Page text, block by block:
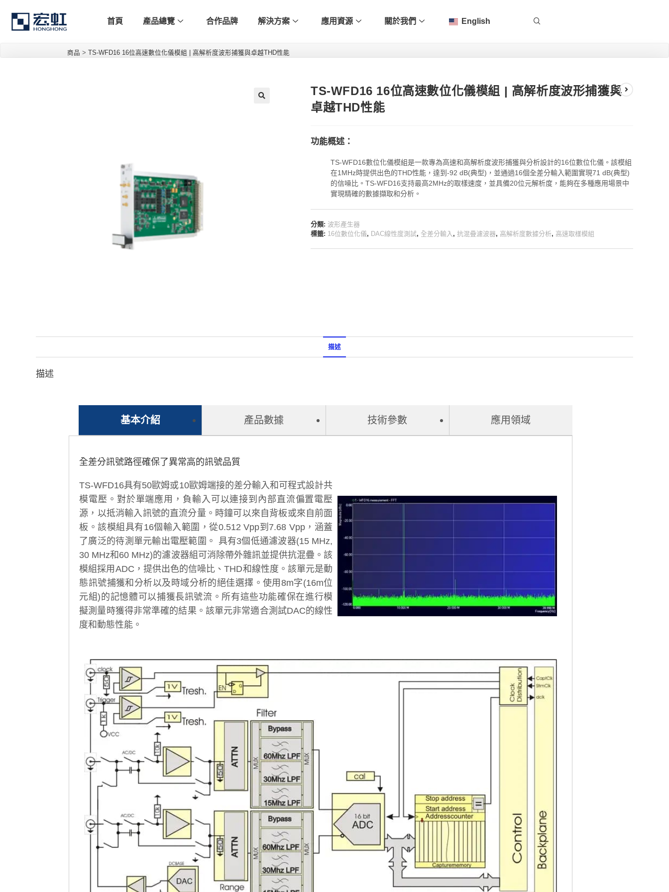
首頁 產品總覽 合作品牌 解決方案 應用資源 關於我們 English
商品 > TS-WFD16 16位高速數位化儀模組 | 高解析度波形捕獲與卓越THD性能
TS-WFD16 16位高速數位化儀模組 | 高解析度波形捕獲與
卓越THD性能
功能概述：
TS-WFD16數位化儀模組是一款專為高速和高解析度波形捕獲與分析設計的16位數位化儀。該模組
在1MHz時提供出色的THD性能，達到-92 dB(典型)，並通過16個全差分輸入範圍實現71 dB(典型)
的信噪比。TS-WFD16支持最高2MHz的取樣速度，並具備20位元解析度，能夠在多種應用場景中
實現精確的數據擷取和分析。
分類: 波形產生器
標籤: 16位數位化儀, DAC線性度測試, 全差分輸入 , 抗混疊濾波器, 高解析度數據分析, 高速取樣模組
描述
描述
基本介紹 產品數據 技術參數 應用領域
全差分訊號路徑確保了異常高的訊號品質
TS-WFD16具有50歐姆或10歐姆端接的差分輸入和可程式設計共
模電壓。對於單端應用，負輸入可以連接到內部直流偏置電壓
源，以抵消輸入訊號的直流分量。時鐘可以來自背板或來自前面
板。該模組具有16個輸入範圍，從0.512 Vpp到7.68 Vpp，涵蓋
了廣泛的待測單元輸出電壓範圍。 具有3個低通濾波器(15 MHz,
30 MHz和60 MHz)的濾波器組可消除帶外雜訊並提供抗混疊。該
模組採用ADC，提供出色的信噪比、THD和線性度。該單元是動
態訊號捕獲和分析以及時域分析的絕佳選擇。使用8m字(16m位
元組)的記憶體可以捕獲長訊號流。所有這些功能確保在進行模
擬測量時獲得非常準確的結果。該單元非常適合測試DAC的線性
度和動態性能。